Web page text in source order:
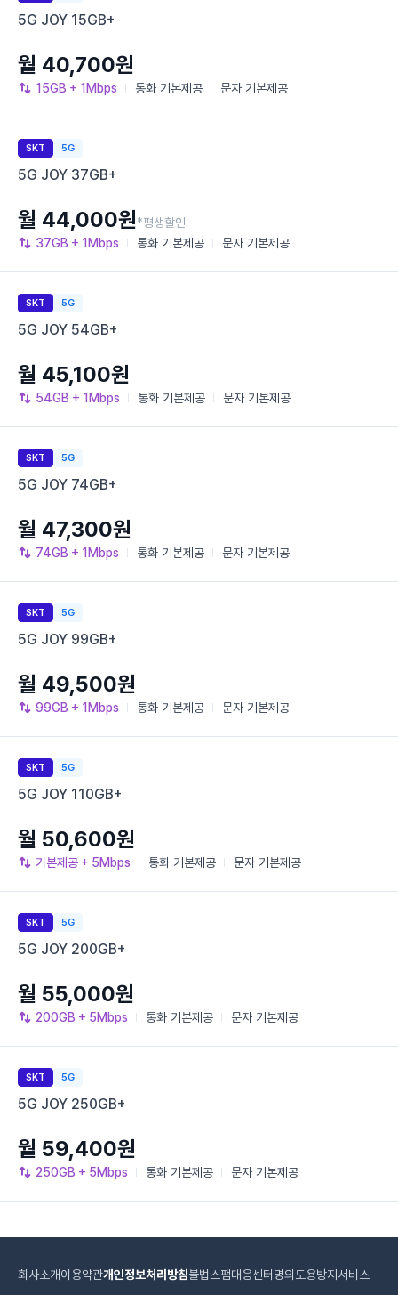
5G JOY 15GB+
15GB + 1Mbps 통화 기본제공 문자 기본제공
월 40,700원
SKT 5G
5G JOY 37GB+
37GB + 1Mbps 통화 기본제공 문자 기본제공
월 44,000원*평생할인
SKT 5G
5G JOY 54GB+
54GB + 1Mbps 통화 기본제공 문자 기본제공
월 45,100원
SKT 5G
5G JOY 74GB+
74GB + 1Mbps 통화 기본제공 문자 기본제공
월 47,300원
SKT 5G
5G JOY 99GB+
99GB + 1Mbps 통화 기본제공 문자 기본제공
월 49,500원
SKT 5G
5G JOY 110GB+
기본제공 + 5Mbps 통화 기본제공 문자 기본제공
월 50,600원
SKT 5G
5G JOY 200GB+
200GB + 5Mbps 통화 기본제공 문자 기본제공
월 55,000원
SKT 5G
5G JOY 250GB+
250GB + 5Mbps 통화 기본제공 문자 기본제공
월 59,400원
회사소개이용약관개인정보처리방침불법스팸대응센터 명의도용방지서비스